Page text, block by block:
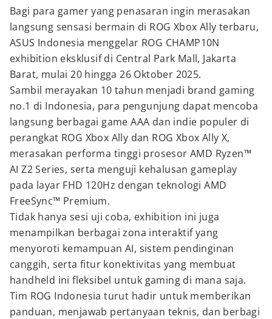
Bagi para gamer yang penasaran ingin merasakan
langsung sensasi bermain di ROG Xbox Ally terbaru,
ASUS Indonesia menggelar ROG CHAMP10N
exhibition eksklusif di Central Park Mall, Jakarta
Barat, mulai 20 hingga 26 Oktober 2025.
Sambil merayakan 10 tahun menjadi brand gaming
no.1 di Indonesia, para pengunjung dapat mencoba
langsung berbagai game AAA dan indie populer di
perangkat ROG Xbox Ally dan ROG Xbox Ally X,
merasakan performa tinggi prosesor AMD Ryzen™
AI Z2 Series, serta menguji kehalusan gameplay
pada layar FHD 120Hz dengan teknologi AMD
FreeSync™ Premium.
Tidak hanya sesi uji coba, exhibition ini juga
menampilkan berbagai zona interaktif yang
menyoroti kemampuan AI, sistem pendinginan
canggih, serta fitur konektivitas yang membuat
handheld ini fleksibel untuk gaming di mana saja.
Tim ROG Indonesia turut hadir untuk memberikan
panduan, menjawab pertanyaan teknis, dan berbagi